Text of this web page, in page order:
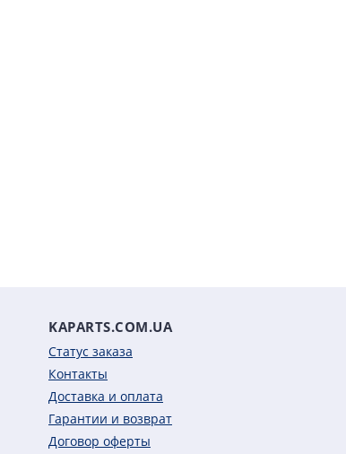
KAPARTS.COM.UA
Статус заказа
Контакты
Доставка и оплата
Гарантии и возврат
Договор оферты